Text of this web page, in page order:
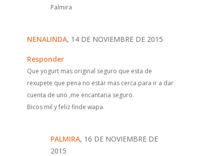
Palmira
NENALINDA, 14 DE NOVIEMBRE DE 2015
Responder
Que yogurt mas original seguro que esta de
rexupete que pena no estar mas cerca para ir a dar
cuenta de uno ,me encantaria seguro.
Bicos mil y feliz finde wapa.
PALMIRA, 16 DE NOVIEMBRE DE
2015